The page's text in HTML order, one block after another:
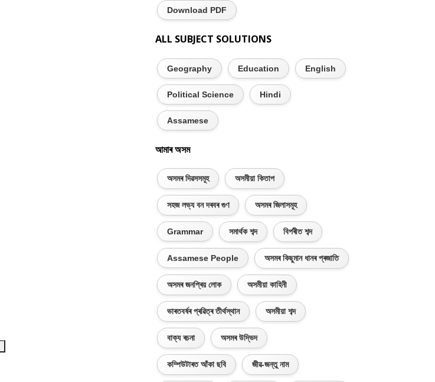
Download PDF
ALL SUBJECT SOLUTIONS
Geography Education English
Political Science Hindi
Assamese
আমাৰ অসম
অসমৰ দিৱসসমূহ অসমীয়া কিতাপ
সহজ লভ্য বন দৰবৰ গুণ অসমৰ জিলাসমূহ
Grammar সমাৰ্থক শব্দ বিপৰীত শব্দ
Assamese People অসমৰ কিছুমান ধানৰ প্ৰজাতি
অসমৰ জনপ্ৰিয় লোক অসমীয়া কাহিনী
ভাৰতবৰ্ষৰ প্ৰৱিত্ৰ তীৰ্থস্থান অসমীয়া শব্দ
বাক্য ৰচনা অসমৰ উদ্ভিদ
কম্পিউটাৰত আঁকা ছবি জীৱ-জন্তু নাম